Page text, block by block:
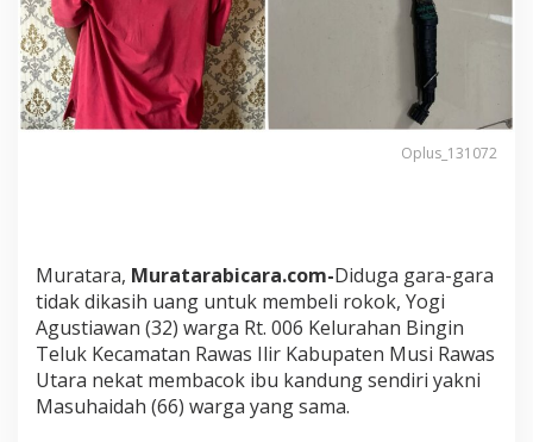
I
b
u
K
a
d
Oplus_131072
Muratara, Muratarabicara.com-Diduga gara-gara
tidak dikasih uang untuk membeli rokok, Yogi
Agustiawan (32) warga Rt. 006 Kelurahan Bingin
Teluk Kecamatan Rawas Ilir Kabupaten Musi Rawas
Utara nekat membacok ibu kandung sendiri yakni
Masuhaidah (66) warga yang sama.